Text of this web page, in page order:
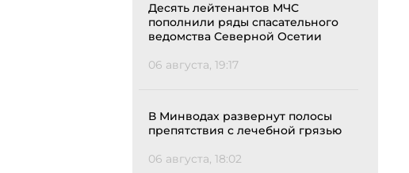
Десять лейтенантов МЧС
пополнили ряды спасательного
ведомства Северной Осетии
06 августа, 19:17
В Минводах развернут полосы
препятствия с лечебной грязью
06 августа, 18:02